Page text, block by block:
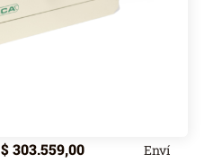
$303.559,00
Enví